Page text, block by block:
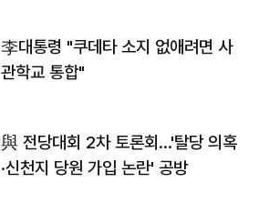
李대통령 "쿠데타 소지 없애려면 사
관학교 통합"
與 전당대회 2차 토론회…'탈당 의혹
·신천지 당원 가입 논란' 공방